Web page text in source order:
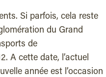
Si parfois, cela reste
du Grand
de
A cette date, l’actuel
année est l’occasion